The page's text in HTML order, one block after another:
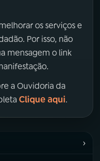
os serviços e
Por isso, não
mensagem o link
a Ouvidoria da
Clique aqui.
›